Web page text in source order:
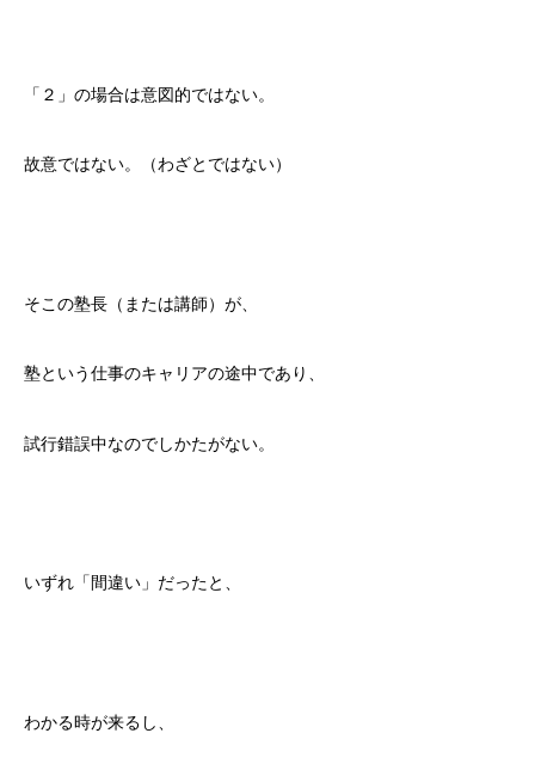
「２」の場合は意図的ではない。
故意ではない。（わざとではない）
そこの塾長（または講師）が、
塾という仕事のキャリアの途中であり、
試行錯誤中なのでしかたがない。
いずれ「間違い」だったと、
わかる時が来るし、